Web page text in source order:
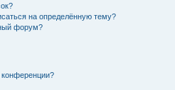
на определённую тему?
форум?